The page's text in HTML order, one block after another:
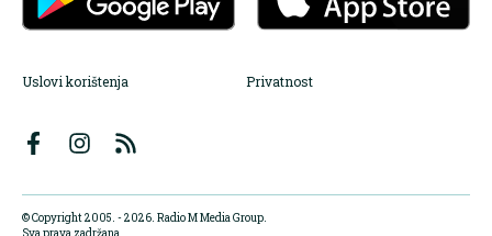
Uslovi korištenja Privatnost
© Copyright 2005. - 2026. Radio M Media Group.
Sva prava zadržana.